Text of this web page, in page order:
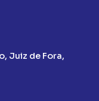
Juiz de Fora,